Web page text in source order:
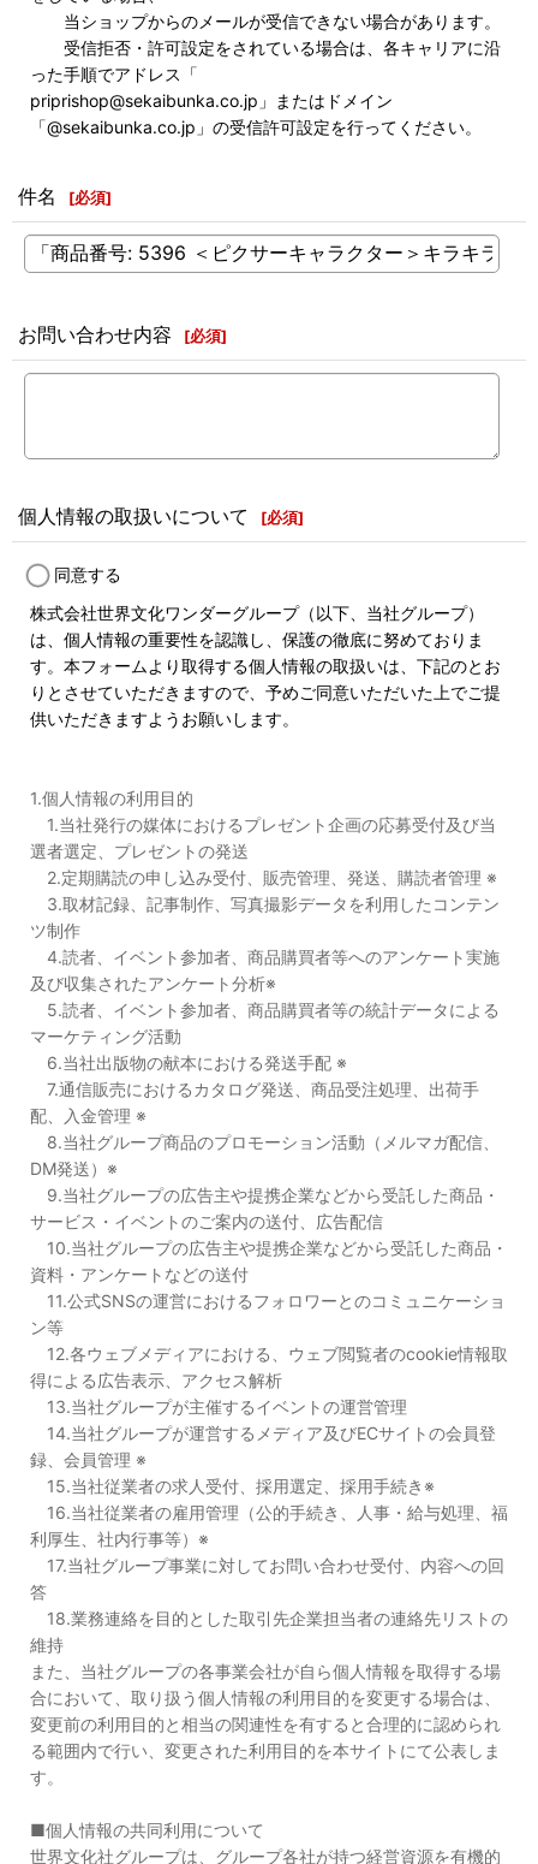
当ショップからのメールが受信できない場合があります。
受信拒否・許可設定をされている場合は、各キャリアに沿
った手順でアドレス「
priprishop@sekaibunka.co.jp」またはドメイン
「@sekaibunka.co.jp」の受信許可設定を行ってください。
件名 [必須]
お問い合わせ内容 [必須]
個人情報の取扱いについて [必須]
同意する
株式会社世界文化ワンダーグループ（以下、当社グループ）
は、個人情報の重要性を認識し、保護の徹底に努めておりま
す。本フォームより取得する個人情報の取扱いは、下記のとお
りとさせていただきますので、予めご同意いただいた上でご提
供いただきますようお願いします。
1.個人情報の利用目的
1.当社発行の媒体におけるプレゼント企画の応募受付及び当
選者選定、プレゼントの発送
2.定期購読の申し込み受付、販売管理、発送、購読者管理 ※
3.取材記録、記事制作、写真撮影データを利用したコンテン
ツ制作
4.読者、イベント参加者、商品購買者等へのアンケート実施
及び収集されたアンケート分析※
5.読者、イベント参加者、商品購買者等の統計データによる
マーケティング活動
6.当社出版物の献本における発送手配 ※
7.通信販売におけるカタログ発送、商品受注処理、出荷手
配、入金管理 ※
8.当社グループ商品のプロモーション活動（メルマガ配信、
DM発送）※
9.当社グループの広告主や提携企業などから受託した商品・
サービス・イベントのご案内の送付、広告配信
10.当社グループの広告主や提携企業などから受託した商品・
資料・アンケートなどの送付
11.公式SNSの運営におけるフォロワーとのコミュニケーショ
ン等
12.各ウェブメディアにおける、ウェブ閲覧者のcookie情報取
得による広告表示、アクセス解析
13.当社グループが主催するイベントの運営管理
14.当社グループが運営するメディア及びECサイトの会員登
録、会員管理 ※
15.当社従業者の求人受付、採用選定、採用手続き※
16.当社従業者の雇用管理（公的手続き、人事・給与処理、福
利厚生、社内行事等）※
17.当社グループ事業に対してお問い合わせ受付、内容への回
答
18.業務連絡を目的とした取引先企業担当者の連絡先リストの
維持
また、当社グループの各事業会社が自ら個人情報を取得する場
合において、取り扱う個人情報の利用目的を変更する場合は、
変更前の利用目的と相当の関連性を有すると合理的に認められ
る範囲内で行い、変更された利用目的を本サイトにて公表しま
す。
■個人情報の共同利用について
世界文化社グループは、グループ各社が持つ経営資源を有機的